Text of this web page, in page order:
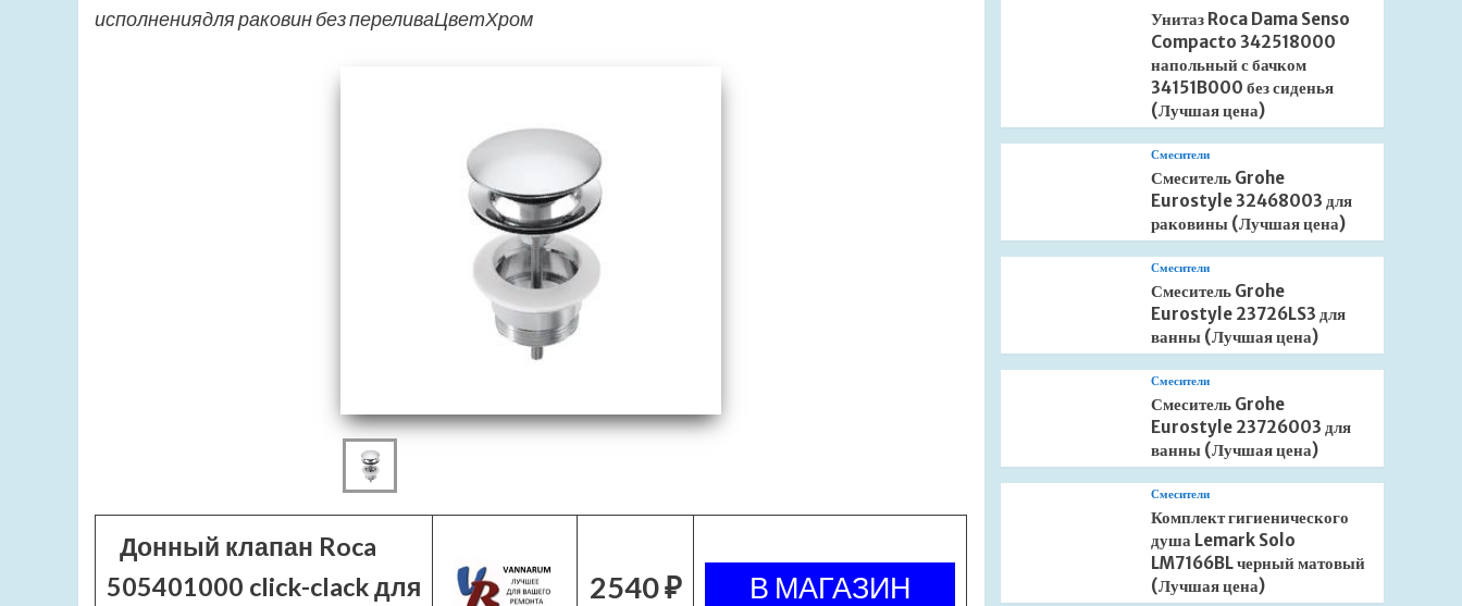
исполнениядля раковин без переливаЦветХром
Донный клапан Roca
505401000 click-clack для
2540 ₽
Унитаз Roca Dama Senso
Compacto 342518000
напольный с бачком
34151B000 без сиденья
(Лучшая цена)
Смесители
Смеситель Grohe
Eurostyle 32468003 для
раковины (Лучшая цена)
Смесители
Смеситель Grohe
Eurostyle 23726LS3 для
ванны (Лучшая цена)
Смесители
Смеситель Grohe
Eurostyle 23726003 для
ванны (Лучшая цена)
Смесители
Комплект гигиенического
душа Lemark Solo
LM7166BL черный матовый
(Лучшая цена)